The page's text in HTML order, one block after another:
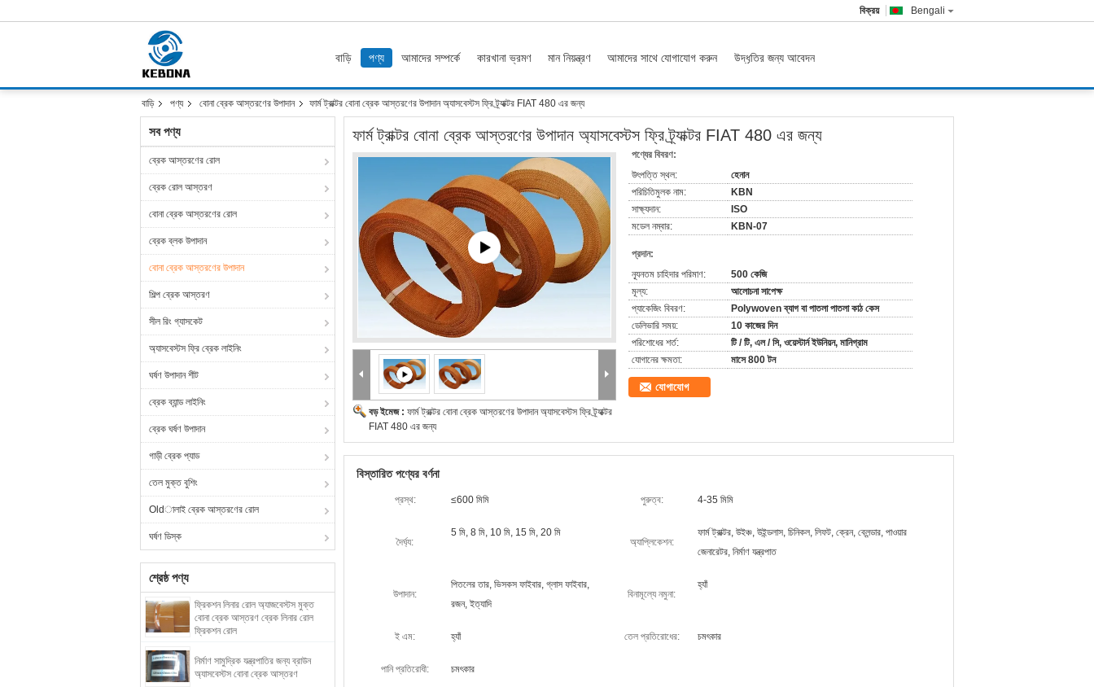
Bengali
বিক্রয়
বাড়ি পণ্য আমাদের সম্পর্কে কারখানা ভ্রমণ মান নিয়ন্ত্রণ আমাদের সাথে যোগাযোগ করুন উদ্ধৃতির জন্য আবেদন
বাড়ি পণ্য বোনা ব্রেক আস্তরণের উপাদান ফার্ম ট্রাক্টর বোনা ব্রেক আস্তরণের উপাদান অ্যাসবেস্টস ফ্রি ট্র্যাক্টর FIAT 480 এর জন্য
সব পণ্য
ব্রেক আস্তরণের রোল
ব্রেক রোল আস্তরণ
বোনা ব্রেক আস্তরণের রোল
ব্রেক ব্লক উপাদান
বোনা ব্রেক আস্তরণের উপাদান
শিল্প ব্রেক আস্তরণ
সীল রিং গ্যাসকেট
অ্যাসবেস্টস ফ্রি ব্রেক লাইনিং
ঘর্ষণ উপাদান শীট
ব্রেক ব্যান্ড লাইনিং
ব্রেক ঘর্ষণ উপাদান
গাড়ী ব্রেক প্যাড
তেল মুক্ত বুশিং
Oldালাই ব্রেক আস্তরণের রোল
ঘর্ষণ ডিস্ক
শ্রেষ্ঠ পণ্য
ফ্রিকশন লিনার রোল অ্যাজবেস্টস মুক্ত
বোনা ব্রেক আস্তরণ ব্রেক লিনার রোল
ফ্রিকশন রোল
নির্মাণ সামুদ্রিক যন্ত্রপাতির জন্য ব্রাউন
অ্যাসবেস্টস বোনা ব্রেক আস্তরণ
ফার্ম ট্রাক্টর বোনা ব্রেক আস্তরণের উপাদান অ্যাসবেস্টস ফ্রি ট্র্যাক্টর FIAT 480 এর জন্য
বড় ইমেজ : ফার্ম ট্রাক্টর বোনা ব্রেক আস্তরণের উপাদান অ্যাসবেস্টস ফ্রি ট্র্যাক্টর
FIAT 480 এর জন্য
পণ্যের বিবরণ:
উৎপত্তি স্থল:
হেনান
পরিচিতিমুলক নাম:
KBN
সাক্ষ্যদান:
ISO
মডেল নম্বার:
KBN-07
প্রদান:
ন্যূনতম চাহিদার পরিমাণ:
500 কেজি
মূল্য:
আলোচনা সাপেক্ষ
প্যাকেজিং বিবরণ:
Polywoven ব্যাগ বা পাতলা পাতলা কাঠ কেস
ডেলিভারি সময়:
10 কাজের দিন
পরিশোধের শর্ত:
টি / টি, এল / সি, ওয়েস্টার্ন ইউনিয়ন, মানিগ্রাম
যোগানের ক্ষমতা:
মাসে 800 টন
যোগাযোগ
বিস্তারিত পণ্যের বর্ণনা
প্রস্থ: ≤600 মিমি পুরুত্ব: 4-35 মিমি
দৈর্ঘ্য:
5 মি, 8 মি, 10 মি, 15 মি, 20 মি
অ্যাপ্লিকেশন:
ফার্ম ট্রাক্টর, উইঞ্চ, উইন্ডলাস, চিনিকল, লিফট, ক্রেন, ব্লেন্ডার, পাওয়ার
জেনারেটর, নির্মাণ যন্ত্রপাত
উপাদান:
পিতলের তার, ভিসকস ফাইবার, গ্লাস ফাইবার,
রজন, ইত্যাদি
বিনামূল্যে নমুনা:
হ্যাঁ
ই এম: হ্যাঁ তেল প্রতিরোধের: চমৎকার
পানি প্রতিরোধী: চমৎকার